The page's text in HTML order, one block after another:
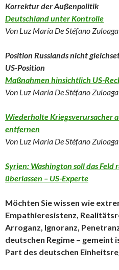
Korrektur der Außenpolitik
Deutschland unter Kontrolle
Von Luz María De Stéfano
Position Russlands nicht
US-Position
Maßnahmen hinsichtlich US-
Von Luz María De Stéfano
Wiederholte Kriegsverursacher
entfernen
Von Luz María De Stéfano
Syrien: Washington soll das Feld
überlassen – US-Experte
Möchten Sie wissen wie
Empathieresistenz,
Arroganz, Ignoranz,
deutschen Regime – gemeint
Part des deutschen